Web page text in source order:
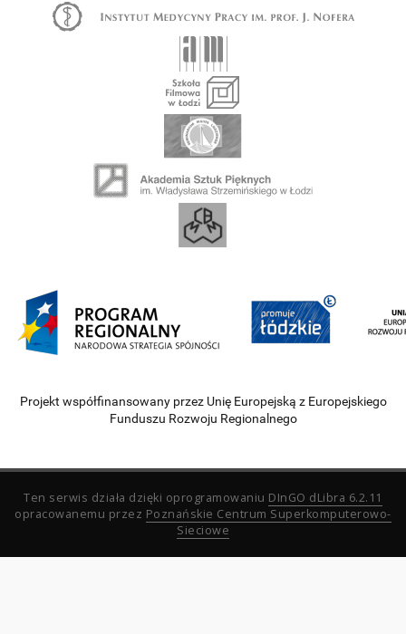
Projekt współfinansowany przez Unię Europejską z Europejskiego
Funduszu Rozwoju Regionalnego
Ten serwis działa dzięki oprogramowaniu DInGO dLibra 6.2.11
opracowanemu przez Poznańskie Centrum Superkomputerowo-
Sieciowe